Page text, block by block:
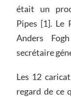
était un
Pipes [1]. Le
Anders
secrétaire
Les 12
regard de ce